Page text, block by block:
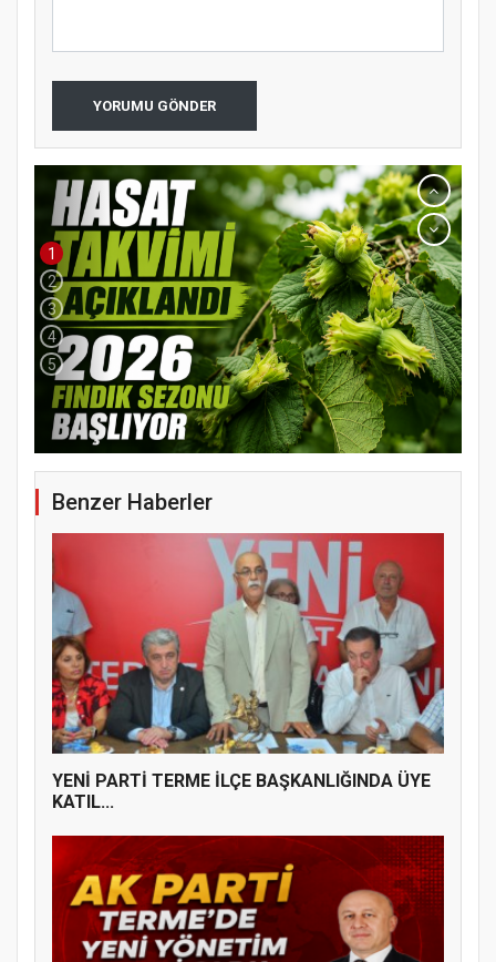
YORUMU GÖNDER
YENİ PARTİ TERME İLÇE BAŞKANLIĞINDA
ÜYE KATILIM PROGRAMI
1
2
3
4
5
Benzer Haberler
YENİ PARTİ TERME İLÇE BAŞKANLIĞINDA ÜYE
KATIL...